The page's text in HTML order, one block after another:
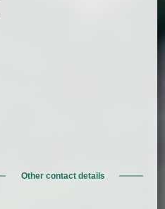
Other contact details